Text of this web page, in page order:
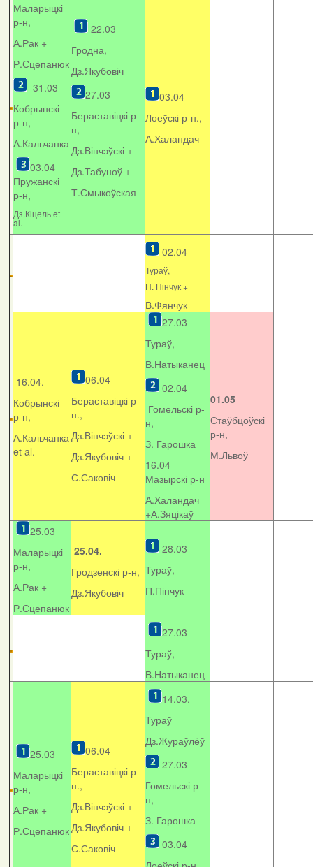
Маларыцкі
р-н,
А.Рак +
Р.Сцепанюк
31.03
Кобрынскі
р-н,
А.Кальчанка
03.04
Пружанскі
р-н,
Дз.Кіцель et
al.
22.03
Гродна,
Дз.Якубовіч
27.03
Бераставіцкі р-
н,
Дз.Вінчэўскі +
Дз.Табуноў +
Т.Смыкоўская
03.04
Лоеўскі р-н.,
А.Халандач
02.04
Тураў,
П. Пінчук +
В.Фянчук
16.04.
Кобрынскі
р-н,
А.Кальчанка
et al.
06.04
Бераставіцкі р-
н.,
Дз.Вінчэўскі +
Дз.Якубовіч +
С.Саковіч
27.03
Тураў,
В.Натыканец
02.04
Гомельскі р-
н,
З. Гарошка
16.04
Мазырскі р-н
А.Халандач
+А.Зяцікаў
01.05
Стаўбцоўскі
р-н,
М.Львоў
25.03
Маларыцкі
р-н,
А.Рак +
Р.Сцепанюк
25.04.
Гродзенскі р-н,
Дз.Якубовіч
28.03
Тураў,
П.Пінчук
27.03
Тураў,
В.Натыканец
25.03
Маларыцкі
р-н,
А.Рак +
Р.Сцепанюк
06.04
Бераставіцкі р-
н.,
Дз.Вінчэўскі +
Дз.Якубовіч +
С.Саковіч
14.03.
Тураў
Дз.Жураўлёў
27.03
Гомельскі р-
н,
З. Гарошка
03.04